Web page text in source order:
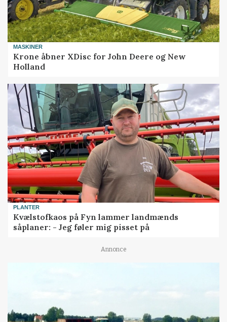
MASKINER
Krone åbner XDisc for John Deere og New
Holland
PLANTER
Kvælstofkaos på Fyn lammer landmænds
såplaner: - Jeg føler mig pisset på
Annonce